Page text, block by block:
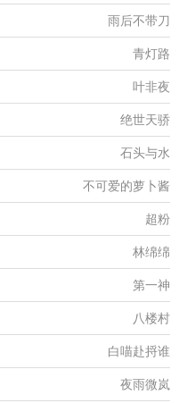
雨后不带刀
青灯路
叶非夜
绝世天骄
石头与水
不可爱的萝卜酱
超粉
林绵绵
第一神
八楼村
白喵赴捋谁
夜雨微岚